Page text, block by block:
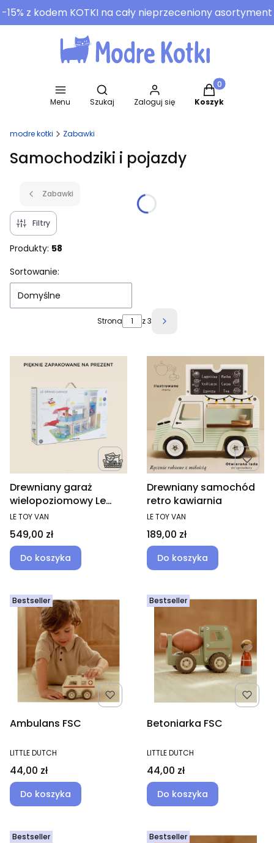
-15% z kodem KOTKI na cały nieprzeceniony asortyment
Menu
Otwórz wyszukiwarkę
Szukaj Zaloguj się
Produkty w
Koszyk
modre kotki Zabawki
Samochodziki i pojazdy
Zabawki
Filtry
Produkty: 58
Lista produktów
Sortowanie:
Domyślne
Strona z 3 Następne produkty
Drewniany garaż
wielopoziomowy Le
Grand Garage
PRODUCENT
LE TOY VAN
Cena
549,00 zł
Do koszyka
Drewniany samochód
retro kawiarnia
PRODUCENT
LE TOY VAN
Cena
189,00 zł
Do koszyka
Bestseller
Ambulans FSC
PRODUCENT
LITTLE DUTCH
Cena
44,00 zł
Do koszyka
Bestseller
Betoniarka FSC
PRODUCENT
LITTLE DUTCH
Cena
44,00 zł
Do koszyka
Bestseller Bestseller